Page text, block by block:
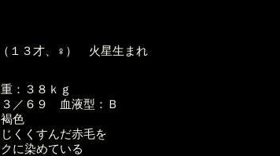
（１３才、♀） 火星生まれ
：３８ｋｇ
３／６９ 血液型：Ｂ
色
くくすんだ赤毛を
に染めている